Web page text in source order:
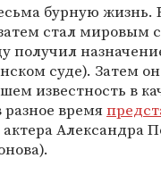
бурную жизнь.
стал мировым
получил
суде). Затем
известность в
время
Александра